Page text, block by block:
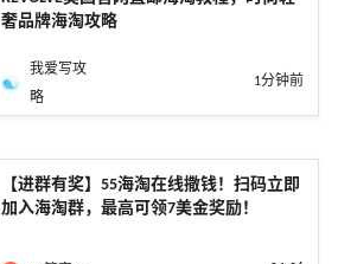
奢品牌海淘攻略
我爱写攻
略
1分钟前
【进群有奖】55海淘在线撒钱！扫码立即
加入海淘群，最高可领7美金奖励！